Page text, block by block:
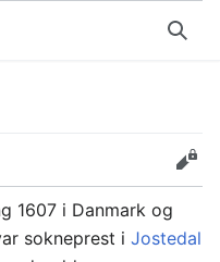
Søk
Rediger
1607 i Danmark og
sokneprest i Jostedal